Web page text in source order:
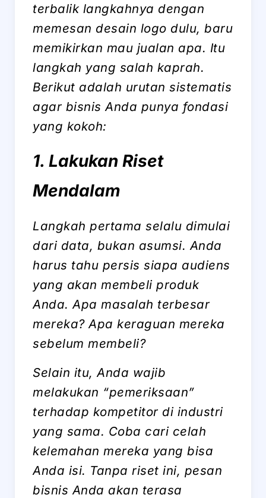
terbalik langkahnya dengan
memesan desain logo dulu, baru
memikirkan mau jualan apa. Itu
langkah yang salah kaprah.
Berikut adalah urutan sistematis
agar bisnis Anda punya fondasi
yang kokoh:
1. Lakukan Riset
Mendalam
Langkah pertama selalu dimulai
dari data, bukan asumsi. Anda
harus tahu persis siapa audiens
yang akan membeli produk
Anda. Apa masalah terbesar
mereka? Apa keraguan mereka
sebelum membeli?
Selain itu, Anda wajib
melakukan “pemeriksaan”
terhadap kompetitor di industri
yang sama. Coba cari celah
kelemahan mereka yang bisa
Anda isi. Tanpa riset ini, pesan
bisnis Anda akan terasa